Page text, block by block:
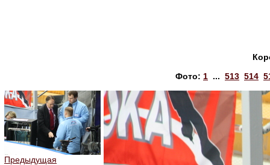
Фото: 1 ... 513 514
Предыдущая